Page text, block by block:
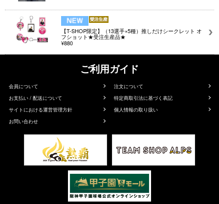
【T-SHOP限定】（13選手×5種）推しだけシークレット オ
フショット★受注生産品★
¥880
ご利用ガイド
会員について
注文について
お支払い / 配送について
特定商取引法に基づく表記
サイトにおける運営管理方針
個人情報の取り扱い
お問い合わせ